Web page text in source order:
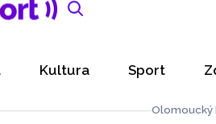
Kultura Sport
Olomoucký